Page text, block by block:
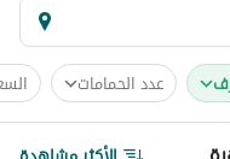
عدد الحمامات